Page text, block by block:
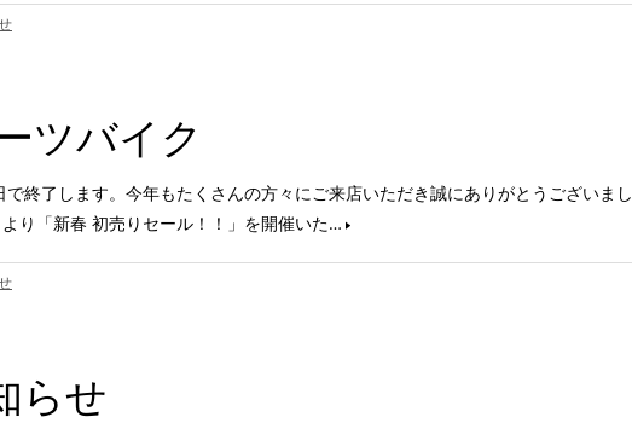
ツバイク
終了します。今年もたくさんの方々にご来店いただき誠にありがとうございまし
り「新春 初売りセール！！」を開催いた…
らせ